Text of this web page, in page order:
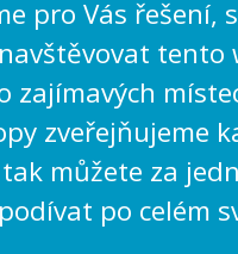
pro Vás řešení,
tento
zajímavých
zveřejňujeme
můžete za
po celém